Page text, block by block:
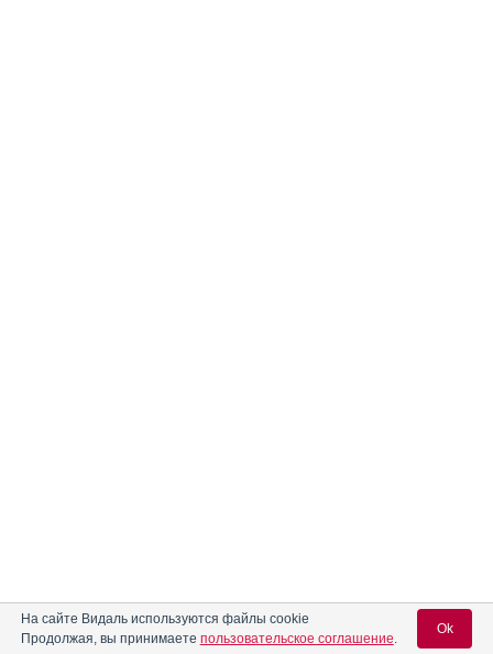
На сайте Видаль используются файлы cookie
Продолжая, вы принимаете пользовательское соглашение.
Ok